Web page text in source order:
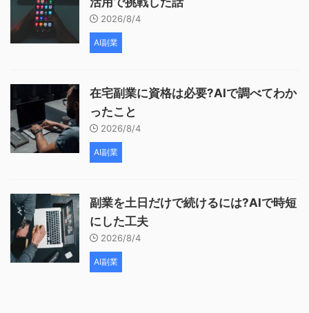
2026/8/4
AI副業
在宅副業に資格は必要?AIで調べてわか
ったこと
2026/8/4
AI副業
副業を土日だけで続けるには?AIで時短
にした工夫
2026/8/4
AI副業